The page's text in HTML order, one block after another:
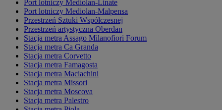
Port lotniczy Mediolan-Linate
Port lotniczy Mediolan-Malpensa
Przestrzeń Sztuki Współczesnej
Przestrzeń artystyczna Oberdan
Stacja metra Assago Milanofiori Forum
Stacja metra Ca Granda
Stacja metra Corvetto
Stacja metra Famagosta
Stacja metra Maciachini
Stacja metra Missori
Stacja metra Moscova
Stacja metra Palestro